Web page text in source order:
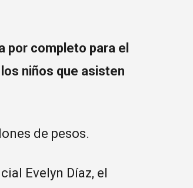
por completo para el
niños que asisten
de pesos.
Evelyn Díaz, el